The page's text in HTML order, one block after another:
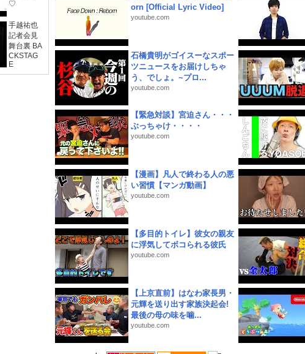
♡
手越祐也
記者会見
舞台裏 BA
CKSTAG
E
orn [Official Lyric Video]
youtube.com
石橋貴明がゴイスーなスポー
ツニュースをお届けしちゃ
う、でしょ。~プロ...
youtube.com
【緊急対談】宮迫さん・・・
ぶっちゃけ・・・・
youtube.com
【漫画】凡人で終わる人の悪
い習慣【マンガ動画】
youtube.com
【多目的トイレ】彼女の親友
に浮気してボコられる彼氏
youtube.com
【上京直前】はなわ家長男・
元輝を送り出す家族決起会!
最後の母の味を噛...
youtube.com